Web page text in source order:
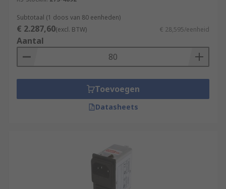
Subtotaal (1 doos van 80 eenheden)
€ 2.287,60(excl. BTW) € 28,595/eenheid
Aantal
Toevoegen
Datasheets